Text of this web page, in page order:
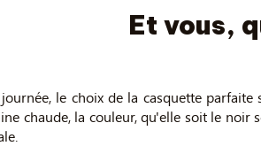
Et vous,
le choix de la casquette parfaite
chaude, la couleur, qu'elle soit le